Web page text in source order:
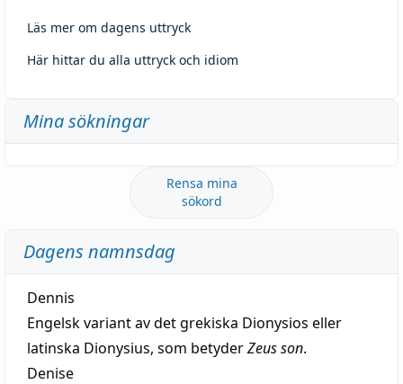
Läs mer om dagens uttryck
Här hittar du alla uttryck och idiom
Mina sökningar
Rensa mina
sökord
Dagens namnsdag
Dennis
Engelsk variant av det grekiska Dionysios eller
latinska Dionysius, som betyderZeus son.
Denise